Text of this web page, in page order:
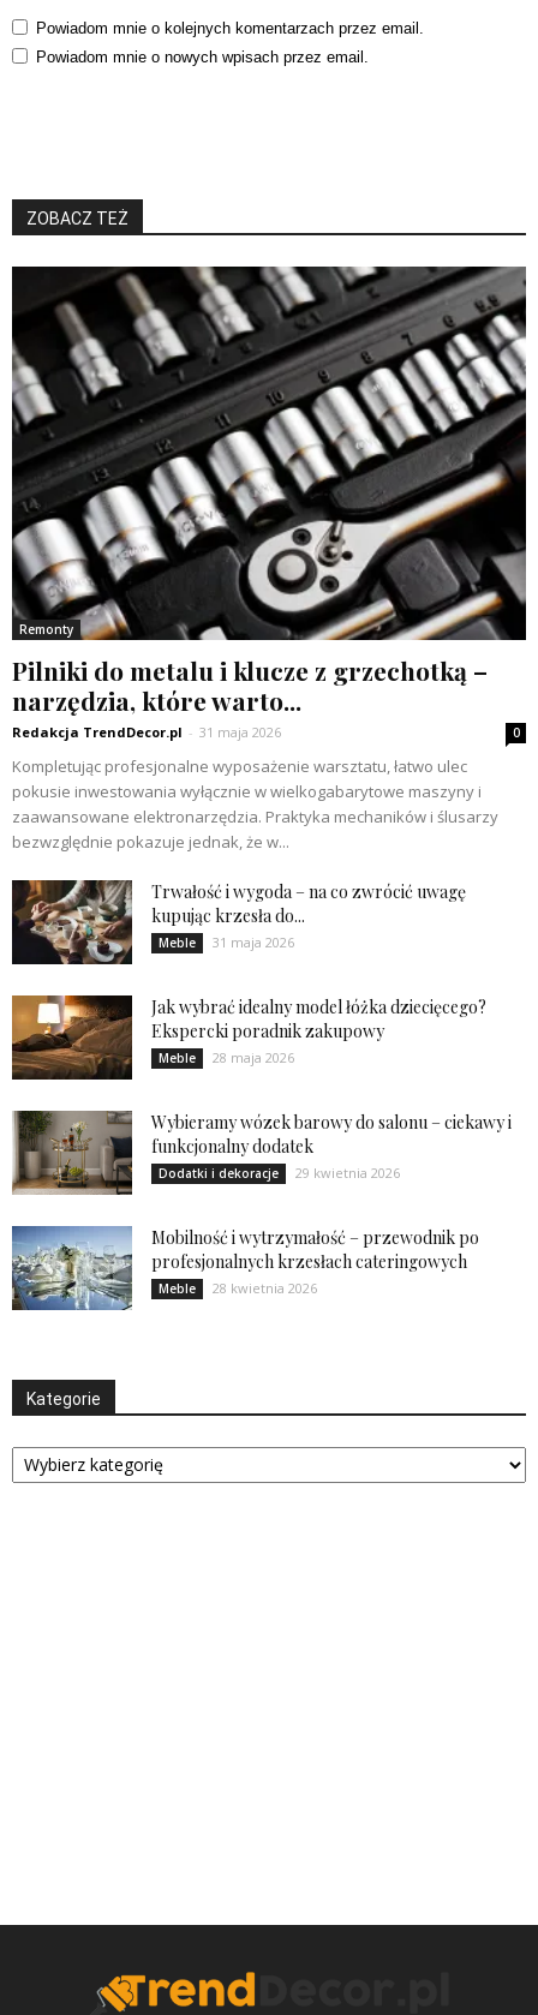
Powiadom mnie o kolejnych komentarzach przez email.
Powiadom mnie o nowych wpisach przez email.
ZOBACZ TEŻ
Remonty
Pilniki do metalu i klucze z grzechotką –
narzędzia, które warto...
Redakcja TrendDecor.pl - 31 maja 2026 0
Kompletując profesjonalne wyposażenie warsztatu, łatwo ulec
pokusie inwestowania wyłącznie w wielkogabarytowe maszyny i
zaawansowane elektronarzędzia. Praktyka mechaników i ślusarzy
bezwzględnie pokazuje jednak, że w...
Trwałość i wygoda – na co zwrócić uwagę
kupując krzesła do...
Meble 31 maja 2026
Jak wybrać idealny model łóżka dziecięcego?
Ekspercki poradnik zakupowy
Meble 28 maja 2026
Wybieramy wózek barowy do salonu – ciekawy i
funkcjonalny dodatek
Dodatki i dekoracje 29 kwietnia 2026
Mobilność i wytrzymałość – przewodnik po
profesjonalnych krzesłach cateringowych
Meble 28 kwietnia 2026
Kategorie
Kategorie